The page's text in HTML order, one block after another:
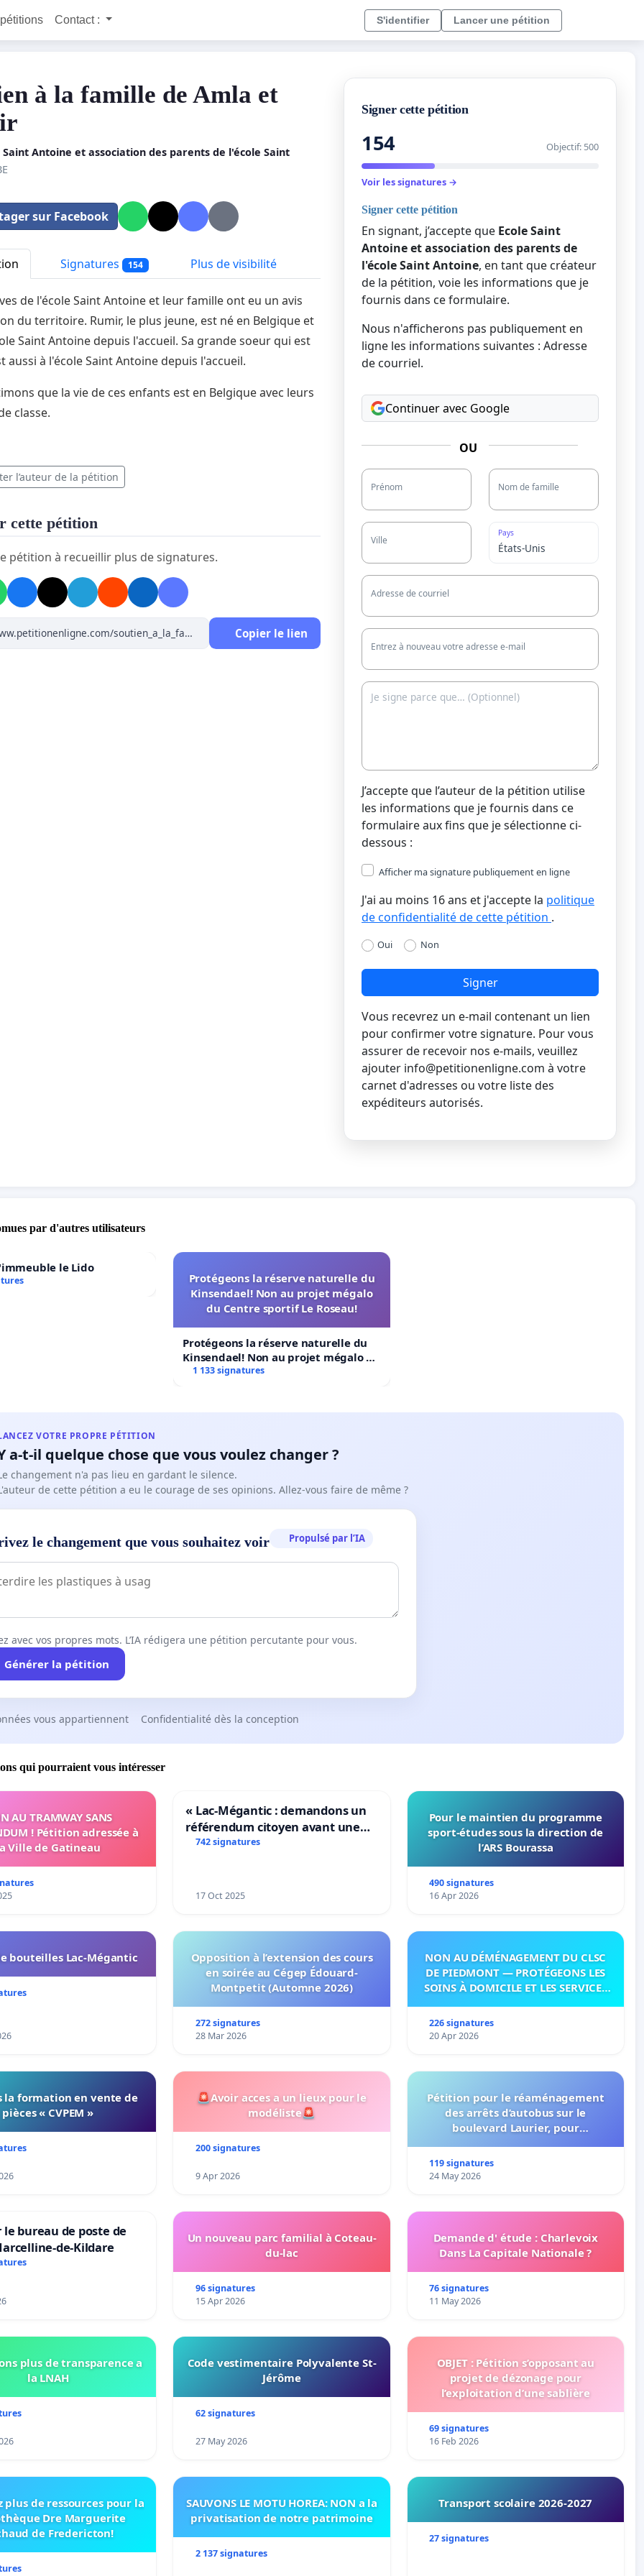
Contact : S'identifier Lancer une pétition
à la famille de Amla et
Saint Antoine et association des parents de l'école Saint
sur Facebook
Signatures 154 Plus de visibilité
de l'école Saint Antoine et leur famille ont eu un avis
du territoire. Rumir, le plus jeune, est né en Belgique et
Saint Antoine depuis l'accueil. Sa grande soeur qui est
aussi à l'école Saint Antoine depuis l'accueil.
que la vie de ces enfants est en Belgique avec leurs
classe.
l’auteur de la pétition
cette pétition
pétition à recueillir plus de signatures.
Copier le lien
Signer cette pétition
154 Objectif: 500
Voir les signatures →
Signer cette pétition
En signant, j’accepte que Ecole Saint
Antoine et association des parents de
l'école Saint Antoine, en tant que créateur
de la pétition, voie les informations que je
fournis dans ce formulaire.
Nous n'afficherons pas publiquement en
ligne les informations suivantes : Adresse
de courriel.
Continuer avec Google
OU
Prénom Nom de famille
Ville
Pays
Adresse de courriel
Entrez à nouveau votre adresse e-mail
J’accepte que l’auteur de la pétition utilise
les informations que je fournis dans ce
formulaire aux fins que je sélectionne ci-
dessous :
Afficher ma signature publiquement en ligne
J'ai au moins 16 ans et j'accepte la politique
de confidentialité de cette pétition .
Oui Non
Signer
Vous recevrez un e-mail contenant un lien
pour confirmer votre signature. Pour vous
assurer de recevoir nos e-mails, veuillez
ajouter info@petitionenligne.com à votre
carnet d'adresses ou votre liste des
expéditeurs autorisés.
par d'autres utilisateurs
le Lido
Protégeons la réserve naturelle du
Kinsendael! Non au projet mégalo
du Centre sportif Le Roseau!
Protégeons la réserve naturelle du
Kinsendael! Non au projet mégalo du
Centre sportif Le Roseau!
1 133 signatures
VOTRE PROPRE PÉTITION
a-t-il quelque chose que vous voulez changer ?
changement n'a pas lieu en gardant le silence.
de cette pétition a eu le courage de ses opinions. Allez-vous faire de même ?
le changement que vous souhaitez voir Propulsé par l’IA
avec vos propres mots. L’IA rédigera une pétition percutante pour vous.
Générer la pétition
vous appartiennent Confidentialité dès la conception
qui pourraient vous intéresser
AU TRAMWAY SANS
! Pétition adressée à
Ville de Gatineau
« Lac-Mégantic : demandons un
référendum citoyen avant une
transformation irréversible de
742 signatures
17 Oct 2025
Pour le maintien du programme
sport-études sous la direction de
l’ARS Bourassa
490 signatures
16 Apr 2026
bouteilles Lac-Mégantic
Opposition à l’extension des cours
en soirée au Cégep Édouard-
Montpetit (Automne 2026)
272 signatures
28 Mar 2026
NON AU DÉMÉNAGEMENT DU CLSC
DE PIEDMONT — PROTÉGEONS LES
SOINS À DOMICILE ET LES SERVICES
226 signatures
20 Apr 2026
la formation en vente de
pièces « CVPEM »
🚨Avoir acces a un lieux pour le
modéliste🚨
200 signatures
9 Apr 2026
Pétition pour le réaménagement
des arrêts d’autobus sur le
boulevard Laurier, pour
connexion 805-802 à établir
119 signatures
24 May 2026
bureau de poste de
de-Kildare
Un nouveau parc familial à Coteau-
du-lac
96 signatures
15 Apr 2026
Demande d' étude : Charlevoix
Dans La Capitale Nationale ?
76 signatures
11 May 2026
plus de transparence a
la LNAH
Code vestimentaire Polyvalente St-
Jérôme
62 signatures
27 May 2026
OBJET : Pétition s’opposant au
projet de dézonage pour
l’exploitation d’une sablière
69 signatures
16 Feb 2026
plus de ressources pour la
Dre Marguerite
de Fredericton!
SAUVONS LE MOTU HOREA: NON a la
privatisation de notre patrimoine
2 137 signatures
Transport scolaire 2026-2027
27 signatures